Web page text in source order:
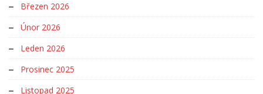
Březen 2026
Únor 2026
Leden 2026
Prosinec 2025
Listopad 2025